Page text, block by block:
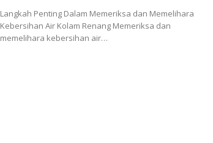
Langkah Penting Dalam Memeriksa dan Memelihara
Kebersihan Air Kolam Renang Memeriksa dan
memelihara kebersihan air…